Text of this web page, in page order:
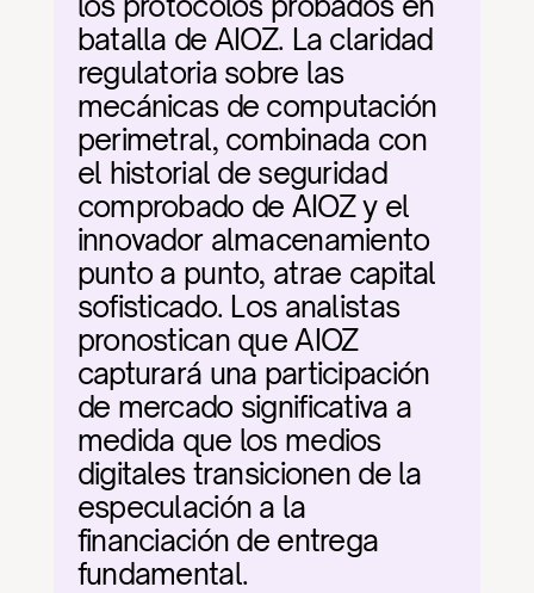
batalla de AIOZ. La claridad
regulatoria sobre las
mecánicas de computación
perimetral, combinada con
el historial de seguridad
comprobado de AIOZ y el
innovador almacenamiento
punto a punto, atrae capital
sofisticado. Los analistas
pronostican que AIOZ
capturará una participación
de mercado significativa a
medida que los medios
digitales transicionen de la
especulación a la
financiación de entrega
fundamental.